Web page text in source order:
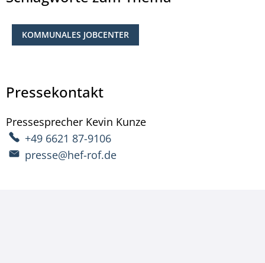
KOMMUNALES JOBCENTER
Pressekontakt
Pressesprecher Kevin Kunze
+49 6621 87-9106
presse@hef-rof.de